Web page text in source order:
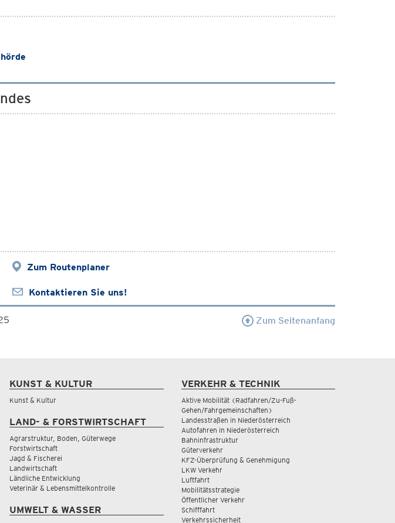
Zum Routenplaner
Kontaktieren Sie uns!
Zum Seitenanfang
KUNST & KULTUR
Kunst & Kultur
LAND- & FORSTWIRTSCHAFT
Agrarstruktur, Boden, Güterwege
Forstwirtschaft
Jagd & Fischerei
Landwirtschaft
Ländliche Entwicklung
Veterinär & Lebensmittelkontrolle
UMWELT & WASSER
VERKEHR & TECHNIK
Aktive Mobilität (Radfahren/Zu-Fuß-
Gehen/Fahrgemeinschaften)
Landesstraßen in Niederösterreich
Autofahren in Niederösterreich
Bahninfrastruktur
Güterverkehr
KFZ-Überprüfung & Genehmigung
LKW Verkehr
Luftfahrt
Mobilitätsstrategie
Öffentlicher Verkehr
Schifffahrt
Verkehrssicherheit